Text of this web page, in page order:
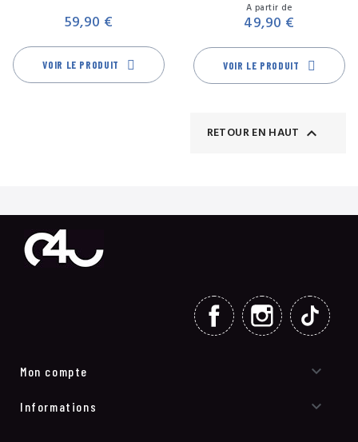
59,90 €
VOIR LE PRODUIT
A partir de
49,90 €
VOIR LE PRODUIT
RETOUR EN HAUT 
FACEBOOK INSTAGRAM
Mon compte 
Informations 